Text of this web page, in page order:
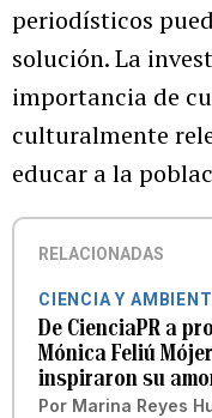
periodísticos
solución. La
importancia de
culturalmente
educar a la
RELACIONADAS
CIENCIA Y
De CienciaPR a
Mónica Feliú
inspiraron su
Por Marina Reyes